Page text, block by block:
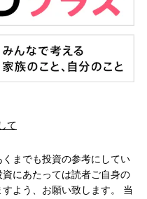
て
までも投資の参考にしてい
にあたっては読者ご自身の
よう、お願い致します。 当